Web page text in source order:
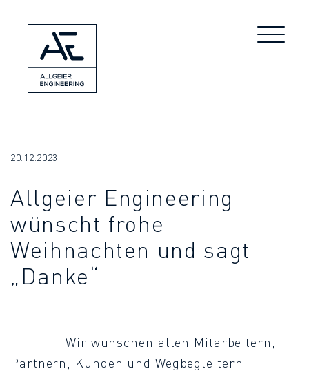
20.12.2023
Allgeier Engineering
wünscht frohe
Weihnachten und sagt
„Danke“
Wir wünschen allen Mitarbeitern,
Partnern, Kunden und Wegbegleitern